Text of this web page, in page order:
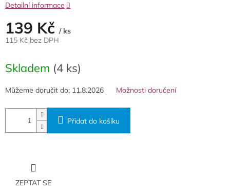
139 Kč / ks
115 Kč bez DPH
cena:
Skladem (4 ks)
Můžeme doručit do: 11.8.2026 Možnosti doručení
Přidat do košíku
Detailní informace
ZEPTAT SE